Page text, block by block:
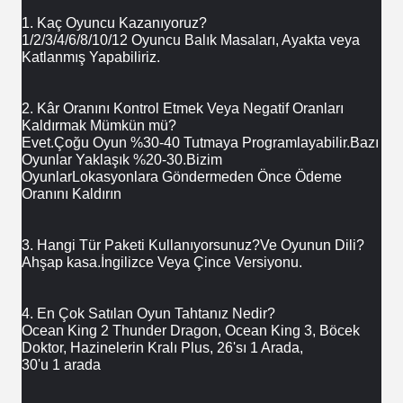
1. Kaç Oyuncu Kazanıyoruz?
1/2/3/4/6/8/10/12 Oyuncu Balık Masaları, Ayakta veya
Katlanmış Yapabiliriz.
2. Kâr Oranını Kontrol Etmek Veya Negatif Oranları
Kaldırmak Mümkün mü?
Evet.Çoğu Oyun %30-40 Tutmaya Programlayabilir.Bazı
Oyunlar Yaklaşık %20-30.Bizim
OyunlarLokasyonlara Göndermeden Önce Ödeme
Oranını Kaldırın
3. Hangi Tür Paketi Kullanıyorsunuz?Ve Oyunun Dili?
Ahşap kasa.İngilizce Veya Çince Versiyonu.
4. En Çok Satılan Oyun Tahtanız Nedir?
Ocean King 2 Thunder Dragon, Ocean King 3, Böcek
Doktor, Hazinelerin Kralı Plus, 26'sı 1 Arada,
30'u 1 arada